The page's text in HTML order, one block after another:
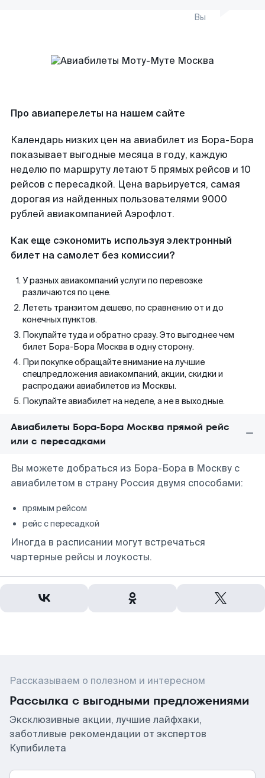
Вы
Про авиаперелеты на нашем сайте
Календарь низких цен на авиабилет из Бора-Бора
показывает выгодные месяца в году, каждую
неделю по маршруту летают 5 прямых рейсов и 10
рейсов с пересадкой. Цена варьируется, самая
дорогая из найденных пользователями 9000
рублей авиакомпанией Аэрофлот.
Как еще сэкономить используя электронный
билет на самолет без комиссии?
У разных авиакомпаний услуги по перевозке
различаются по цене.
Лететь транзитом дешево, по сравнению от и до
конечных пунктов.
Покупайте туда и обратно сразу. Это выгоднее чем
билет Бора-Бора Москва в одну сторону.
При покупке обращайте внимание на лучшие
спецпредложения авиакомпаний, акции, скидки и
распродажи авиабилетов из Москвы.
Покупайте авиабилет на неделе, а не в выходные.
Авиабилеты Бора-Бора Москва прямой рейс
или с пересадками
Вы можете добраться из Бора-Бора в Москву с
авиабилетом в страну Россия двумя способами:
прямым рейсом
рейс с пересадкой
Иногда в расписании могут встречаться
чартерные рейсы и лоукосты.
Рассказываем о полезном и интересном
Рассылка с выгодными предложениями
Эксклюзивные акции, лучшие лайфхаки,
заботливые рекомендации от экспертов
Купибилета